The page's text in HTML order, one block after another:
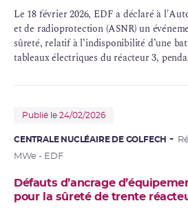
Le 18 février 2026, EDF a déclaré à
et de radioprotection(ASNR) un
sûreté, relatif à l’indisponibilité d’une
tableaux électriques du réacteur 3,
Publié le 24/02/2026
CENTRALE NUCLÉAIRE DE GOLFECH
MWe - EDF
Défauts d’ancrage
pour la sûreté de trente